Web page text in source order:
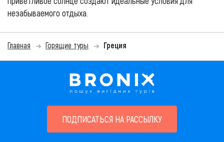
незабываемого отдыха.
Главная Горящие туры Греция
ПОДПИСАТЬСЯ НА РАССЫЛКУ